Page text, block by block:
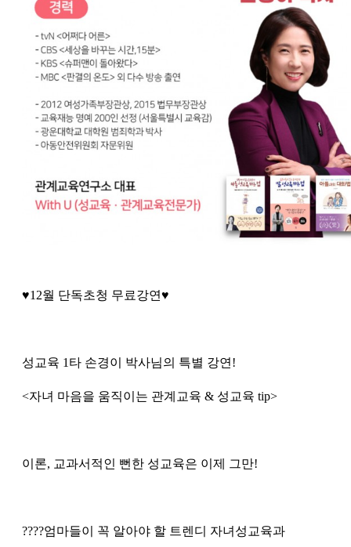
♥12월 단독초청 무료강연♥
성교육 1타 손경이 박사님의 특별 강연!
<자녀 마음을 움직이는 관계교육 & 성교육 tip>
이론, 교과서적인 뻔한 성교육은 이제 그만!
????엄마들이 꼭 알아야 할 트렌디 자녀성교육과